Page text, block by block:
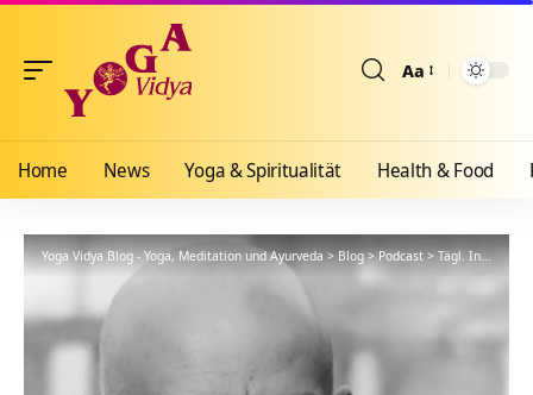
Aa
Home News Yoga & Spiritualität Health & Food
Yoga Vidya Blog - Yoga, Meditation und Ayurveda>Blog>Podcast>Tägl. Inspiration